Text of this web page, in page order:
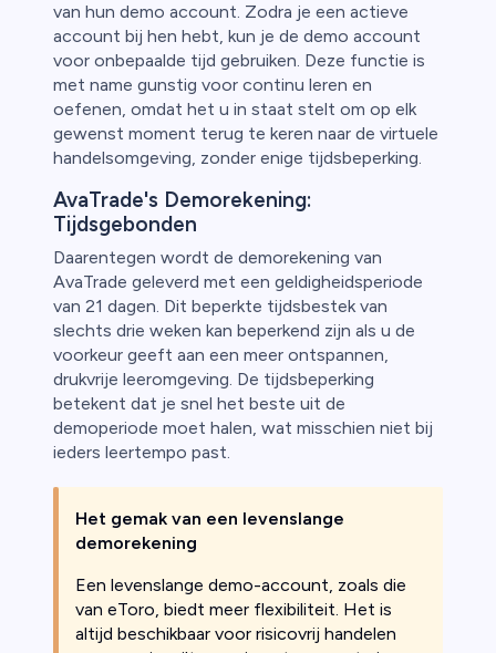
van hun demo account. Zodra je een actieve
account bij hen hebt, kun je de demo account
voor onbepaalde tijd gebruiken. Deze functie is
met name gunstig voor continu leren en
oefenen, omdat het u in staat stelt om op elk
gewenst moment terug te keren naar de virtuele
handelsomgeving, zonder enige tijdsbeperking.
AvaTrade's Demorekening:
Tijdsgebonden
Daarentegen wordt de demorekening van
AvaTrade geleverd met een geldigheidsperiode
van 21 dagen. Dit beperkte tijdsbestek van
slechts drie weken kan beperkend zijn als u de
voorkeur geeft aan een meer ontspannen,
drukvrije leeromgeving. De tijdsbeperking
betekent dat je snel het beste uit de
demoperiode moet halen, wat misschien niet bij
ieders leertempo past.
Het gemak van een levenslange
demorekening
Een levenslange demo-account, zoals die
van eToro, biedt meer flexibiliteit. Het is
altijd beschikbaar voor risicovrij handelen